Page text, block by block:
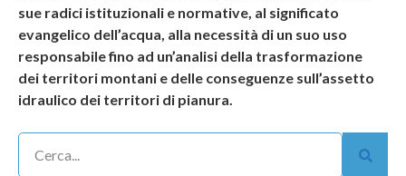
sue radici istituzionali e normative, al significato
evangelico dell’acqua, alla necessità di un suo uso
responsabile fino ad un’analisi della trasformazione
dei territori montani e delle conseguenze sull’assetto
idraulico dei territori di pianura.